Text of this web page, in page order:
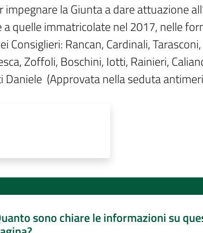
la Giunta a dare attuazione
a quelle immatricolate nel 2017, nelle
Consiglieri: Rancan, Cardinali,
Zoffoli, Boschini, Iotti, Rainieri,
(Approvata nella seduta
sono chiare le informazioni su